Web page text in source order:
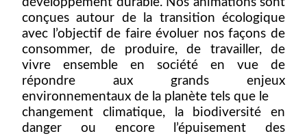
développement durable. Nos animations sont
conçues autour de la transition écologique
avec l’objectif de faire évoluer nos façons de
consommer, de produire, de travailler, de
vivre ensemble en société en vue de
répondre aux grands enjeux
environnementaux de la planète tels que le
changement climatique, la biodiversité en
danger ou encore l’épuisement des